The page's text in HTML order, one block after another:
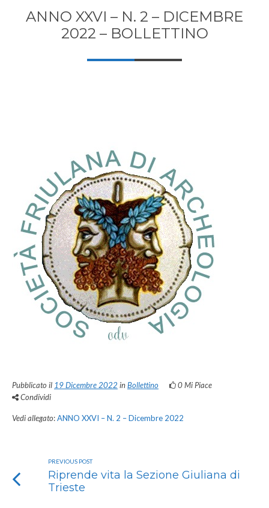
ANNO XXVI – N. 2 – DICEMBRE
2022 – BOLLETTINO
Pubblicato il 19 Dicembre 2022 inBollettino 0Mi Piace
Condividi
Vedi allegato:ANNO XXVI – N. 2 – Dicembre 2022
PREVIOUS POST
Riprende vita la Sezione Giuliana di
Trieste